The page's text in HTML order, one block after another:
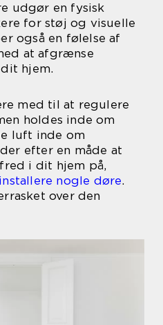
udgør en fysisk
for støj og visuelle
også en følelse af
at afgrænse
hjem.
med til at regulere
holdes inde om
luft inde om
efter en måde at
i dit hjem på,
nogle døre.
over den